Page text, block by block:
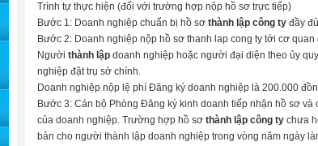
Trình tự thực hiện (đối với trường hợp nộp hồ sơ trực tiếp)
Bước 1: Doanh nghiệp chuẩn bị hồ sơ thành lập công ty đầy
Bước 2: Doanh nghiệp nộp hồ sơ thanh lap cong ty tới cơ
Người thành lập doanh nghiệp hoặc người đại diện theo ủy
nghiệp đặt trụ sở chính.
Doanh nghiệp nộp lệ phí Đăng ký doanh nghiệp là 200.000
Bước 3: Cán bộ Phòng Đăng ký kinh doanh tiếp nhận hồ sơ
của doanh nghiệp. Trường hợp hồ sơ thành lập công ty chưa
bản cho người thành lập doanh nghiệp trong vòng năm ngày